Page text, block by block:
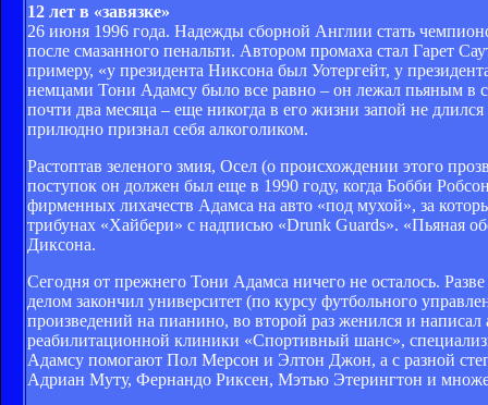
12 лет в «завязке»
26 июня 1996 года. Надежды сборной Англии стать
после смазанного пенальти. Автором промаха стал Гарет
примеру, «у президента Никсона был Уотергейт, у
немцами Тони Адамсу было все равно – он лежал пьяным в
почти два месяца – еще никогда в его жизни запой не
прилюдно признал себя алкоголиком.
Растоптав зеленого змия, Осел (о происхождении этого
поступок он должен был еще в 1990 году, когда Бобби
фирменных лихачеств Адамса на авто «под мухой», за
трибунах «Хайбери» с надписью «Drunk Guards». «Пьяная
Диксона.
Сегодня от прежнего Тони Адамса ничего не осталось.
делом закончил университет (по курсу футбольного
произведений на пианино, во второй раз женился и
реабилитационной клиники «Спортивный шанс»,
Адамсу помогают Пол Мерсон и Элтон Джон, а с разной
Адриан Муту, Фернандо Риксен, Мэтью Этерингтон и